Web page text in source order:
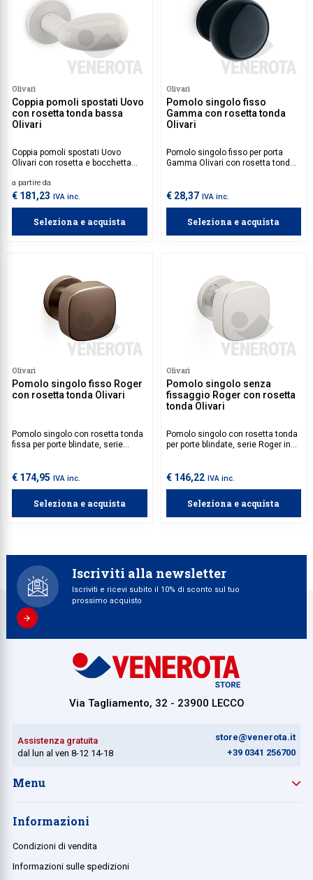
Olivari
Coppia pomoli spostati Uovo
con rosetta tonda bassa
Olivari
Coppia pomoli spostati Uovo
Olivari con rosetta e bocchetta
a partire da
€ 181,23 IVA inc.
Seleziona e acquista
Olivari
Pomolo singolo fisso
Gamma con rosetta tonda
Olivari
Pomolo singolo fisso per porta
Gamma Olivari con rosetta tonda
€ 28,37 IVA inc.
Seleziona e acquista
Olivari
Pomolo singolo fisso Roger
con rosetta tonda Olivari
Pomolo singolo con rosetta tonda
fissa per porte blindate, serie
€ 174,95 IVA inc.
Seleziona e acquista
Olivari
Pomolo singolo senza
fissaggio Roger con rosetta
tonda Olivari
Pomolo singolo con rosetta tonda
per porte blindate, serie Roger in
€ 146,22 IVA inc.
Seleziona e acquista
Iscriviti alla newsletter
Iscriviti e ricevi subito il 10% di sconto sul tuo
prossimo acquisto
Via Tagliamento, 32 - 23900 LECCO
Assistenza gratuita
dal lun al ven 8-12 14-18
store@venerota.it
+39 0341 256700
Menu
Informazioni
Condizioni di vendita
Informazioni sulle spedizioni